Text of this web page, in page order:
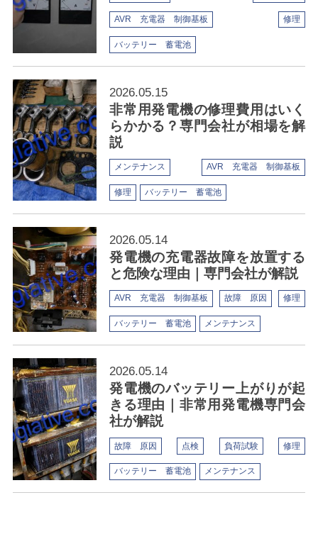
AVR 充電器 制御基板 修理
バッテリー 蓄電池
2026.05.15
非常用発電機の修理費用はいく
らかかる？専門会社が相場を解
説
メンテナンス AVR 充電器 制御基板
修理 バッテリー 蓄電池
2026.05.14
発電機の充電器故障を放置する
と危険な理由｜専門会社が解説
AVR 充電器 制御基板 故障 原因 修理
バッテリー 蓄電池 メンテナンス
2026.05.14
発電機のバッテリー上がりが起
きる理由｜非常用発電機専門会
社が解説
故障 原因 点検 負荷試験 修理
バッテリー 蓄電池 メンテナンス